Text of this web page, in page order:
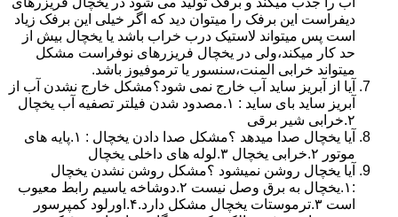
دیفراست این برفک را میتوان دید که اگر خیلی این برفک زیاد
است پس میتواند لاستیک درب خراب باشد یا یخچال بیش از
حد کار میکند،ولی در یخچال فریزرهای نوفراست مشکل
میتواند خرابی المنت،سنسور یا ترموفیوز باشد.
آیا از آبریز ساید آب خارج نمی شود؟مشکل خارج نشدن آب از
آبریز ساید بای ساید : ۱.مصدود شدن فیلتر تصفیه آب یخچال
۲.خرابی شیر برقی
آیا یخچال صدا میدهد ؟مشکل صدا دادن یخچال : ۱.پایه های
موتور ۲.خرابی یخچال ۳.لوله های داخلی یخچال
آیا یخچال روشن نمیشود ؟مشکل روشن نشدن یخچال
:۱.یخچال به برق وصل نیست ۲.دوشاخه یاسیم رابط معیوب
است ۳.ترموستات یخچال مشکل دارد.۴.اورلود کمپرسور